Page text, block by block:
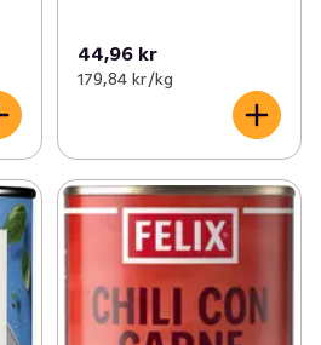
44,96 kr
179,84 kr /kg